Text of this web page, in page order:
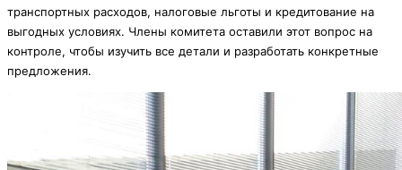
транспортных расходов, налоговые льготы и кредитование на
выгодных условиях. Члены комитета оставили этот вопрос на
контроле, чтобы изучить все детали и разработать конкретные
предложения.